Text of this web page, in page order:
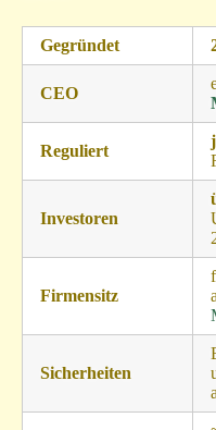
Gegründet
CEO
Reguliert
Investoren
Firmensitz
Sicherheiten